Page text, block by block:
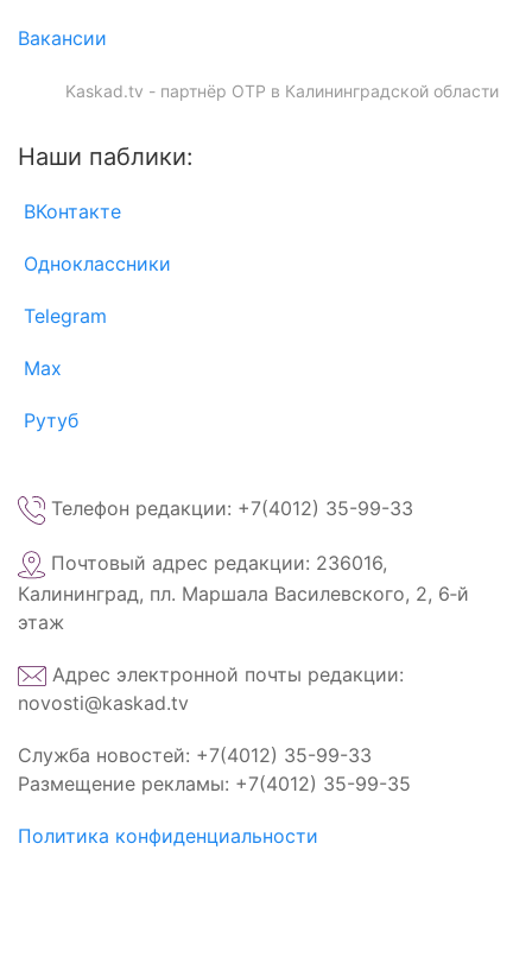
Вакансии
Kaskad.tv - партнёр ОТР в Калининградской области
Наши паблики:
ВКонтакте
Одноклассники
Telegram
Max
Рутуб
Телефон редакции: +7(4012) 35-99-33
Почтовый адрес редакции: 236016,
Калининград, пл. Маршала Василевского, 2, 6‑й
этаж
Адрес электронной почты редакции:
novosti@kaskad.tv
Служба новостей: +7(4012) 35-99-33
Размещение рекламы: +7(4012) 35-99-35
Политика конфиденциальности